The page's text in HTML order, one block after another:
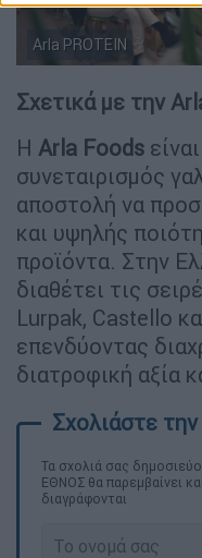
Arla PROTEIN
Σχετικά με την
Η Arla Foods
συνεταιρισμός
αποστολή να
και υψηλής
προϊόντα. Στην
διαθέτει τις
Lurpak, Castello
επενδύοντας
διατροφική αξία
Τα σχολιά σας
ΕΘΝΟΣ θα παρεμβαίνει
διαγράφονται